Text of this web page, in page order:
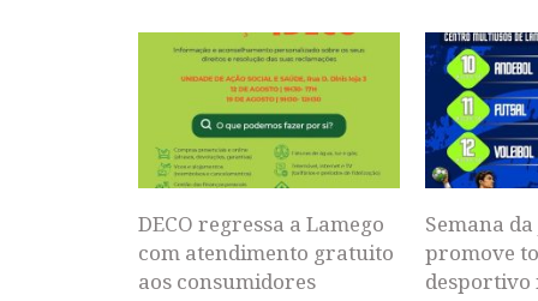
DECO regressa a Lamego
com atendimento gratuito
aos consumidores
Semana
promove